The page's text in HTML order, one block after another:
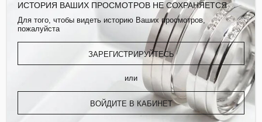
ИСТОРИЯ ВАШИХ ПРОСМОТРОВ НЕ СОХРАНЯЕТСЯ
Для того, чтобы видеть историю Ваших просмотров,
пожалуйста
ЗАРЕГИСТРИРУЙТЕСЬ
или
ВОЙДИТЕ В КАБИНЕТ